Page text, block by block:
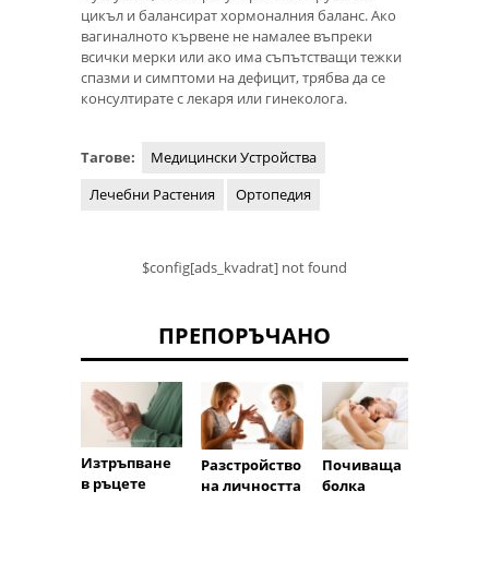
цикъл и балансират хормоналния баланс. Ако
вагиналното кървене не намалее въпреки
всички мерки или ако има съпътстващи тежки
спазми и симптоми на дефицит, трябва да се
консултирате с лекаря или гинеколога.
Тагове:
Медицински Устройства
Лечебни Растения
Ортопедия
$config[ads_kvadrat] not found
ПРЕПОРЪЧАНО
Изтръпване
в ръцете
Разстройство
на личността
Почиваща
болка